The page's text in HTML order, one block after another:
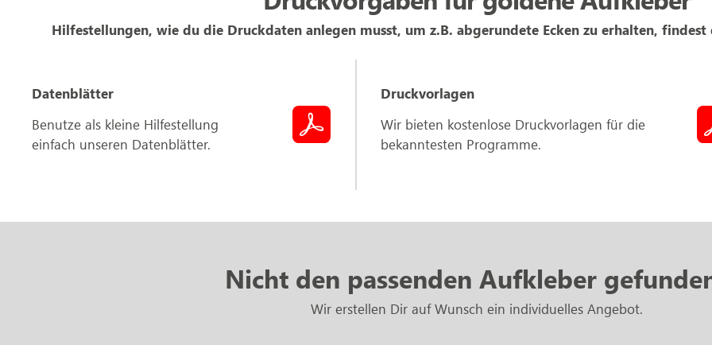
Hilfestellungen, wie du die Druckdaten anlegen musst, um z.B. abgerundete Ecken zu erhalten,
Datenblätter
Benutze als kleine Hilfestellung
einfach unseren Datenblätter.
Druckvorlagen
Wir bieten kostenlose Druckvorlagen für die
bekanntesten Programme.
Nicht den passenden Aufkleber
Wir erstellen Dir auf Wunsch ein individuelles Angebot.